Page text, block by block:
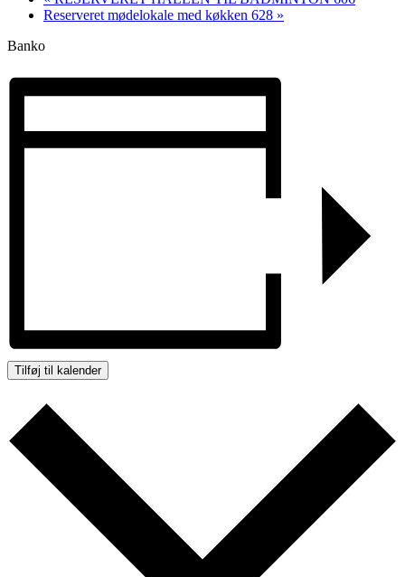
Reserveret mødelokale med køkken 628 »
Banko
Tilføj til kalender